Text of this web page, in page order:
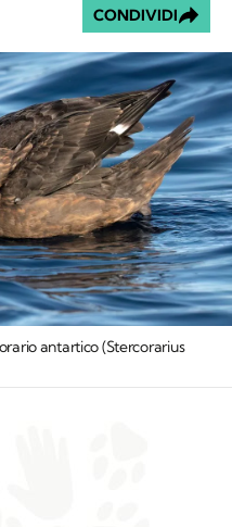
CONDIVIDI
antartico (Stercorarius